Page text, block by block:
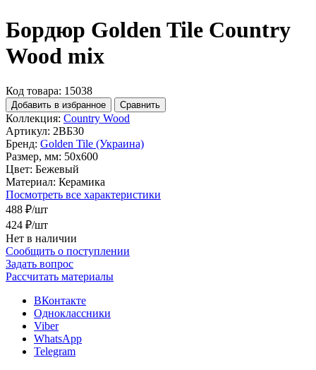
Бордюр Golden Tile Country
Wood mix
Код товара: 15038
Добавить в избранное Сравнить
Коллекция: Country Wood
Артикул: 2ВБ30
Бренд: Golden Tile (Украина)
Размер, мм: 50x600
Цвет: Бежевый
Материал: Керамика
Посмотреть все характеристики
488 ₽/шт
424 ₽/шт
Нет в наличии
Сообщить о поступлении
Задать вопрос
Рассчитать материалы
ВКонтакте
Одноклассники
Viber
WhatsApp
Telegram